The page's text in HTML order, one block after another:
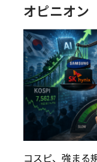
オピニオン
コスピ、強まる